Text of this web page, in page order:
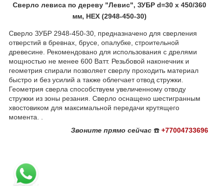
Сверло левиса по дереву "Левис", ЗУБР d=30 x 450/360
мм, HEX (2948-450-30)
Сверло ЗУБР 2948-450-30, предназначено для сверления
отверстий в бревнах, брусе, опалубке, строительной
древесине. Рекомендовано для использования с дрелями
мощностью не менее 600 Ватт. Резьбовой наконечник и
геометрия спирали позволяет сверлу проходить материал
быстро и без усилий а также облегчает отвод стружки.
Геометрия сверла способствуем увеличенному отводу
стружки из зоны резания. Сверло оснащено шестигранным
хвостовиком для максимальной передачи крутящего
момента. .
Звоните прямо сейчас ☎️ +77004733696